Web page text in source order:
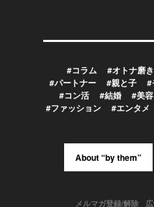
#コラム #オトナ磨き
#パートナー
#親と子 #
#コン活
#結婚 #美容
#ファッション
#エンタメ
About “by them”
メルマガ登録/解除